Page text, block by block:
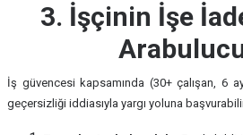
3. İşçinin İşe
İş güvencesi kapsamında (30+ çalışan, 6
geçersizliği iddiasıyla yargı yoluna